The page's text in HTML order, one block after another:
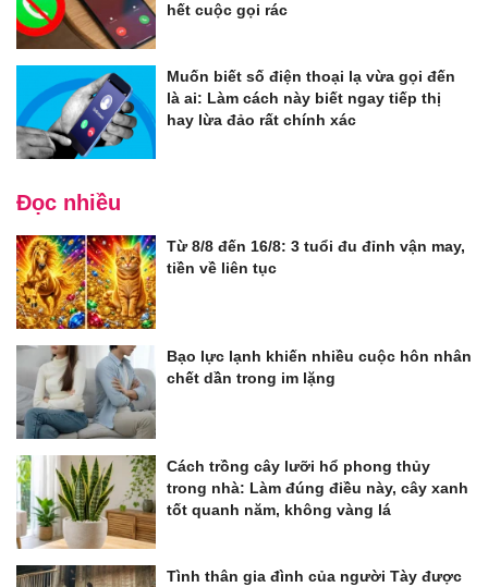
hết cuộc gọi rác
Muốn biết số điện thoại lạ vừa gọi đến
là ai: Làm cách này biết ngay tiếp thị
hay lừa đảo rất chính xác
Đọc nhiều
Từ 8/8 đến 16/8: 3 tuổi đu đỉnh vận may,
tiền về liên tục
Bạo lực lạnh khiến nhiều cuộc hôn nhân
chết dần trong im lặng
Cách trồng cây lưỡi hổ phong thủy
trong nhà: Làm đúng điều này, cây xanh
tốt quanh năm, không vàng lá
Tình thân gia đình của người Tày được